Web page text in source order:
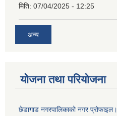
मिति: 07/04/2025 - 12:25
अन्य
योजना तथा परियोजना
छेडागाड नगरपालिकाको नगर प्रोफाइल।